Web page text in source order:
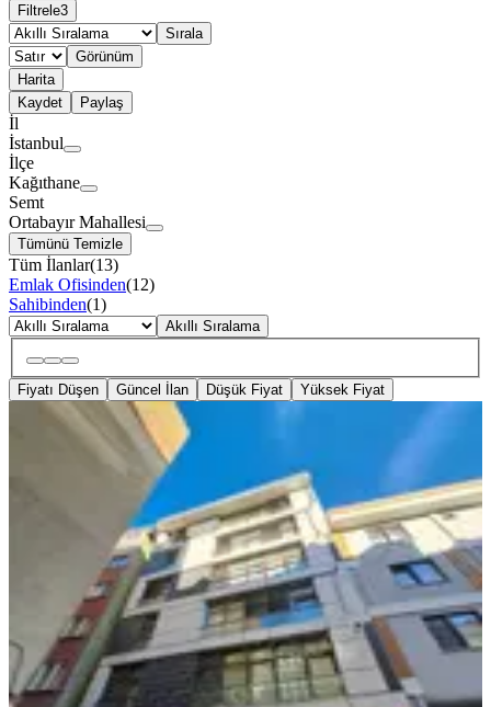
Filtrele3
Sırala
Görünüm
Harita
Kaydet
Paylaş
İl
İstanbul
İlçe
Kağıthane
Semt
Ortabayır Mahallesi
Tümünü Temizle
Tüm İlanlar(13)
Emlak Ofisinden(12)
Sahibinden(1)
Akıllı Sıralama
Fiyatı Düşen Güncel İlan Düşük Fiyat Yüksek Fiyat
YENİ
Metroya Yakın Mesafede Kiralık 1+1
Eşyalı Daire
Kağıthane, Ortabayır Mahallesi
1+1·60 m²·Kot 1·06.08.2026
35.000 ₺
TABYA GAYRİMENKUL Oğuzhan Tüfekçi